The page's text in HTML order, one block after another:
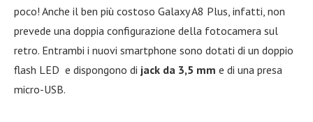
poco! Anche il ben più costoso Galaxy A8 Plus, infatti, non
prevede una doppia configurazione della fotocamera sul
retro. Entrambi i nuovi smartphone sono dotati di un doppio
flash LED e dispongono di jack da 3,5 mm e di una presa
micro-USB.